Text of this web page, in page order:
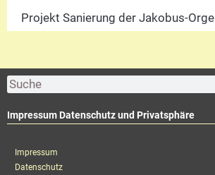
Projekt Sanierung der Jakobus-Orgel
Impressum Datenschutz und Privatsphäre
Impressum
Datenschutz